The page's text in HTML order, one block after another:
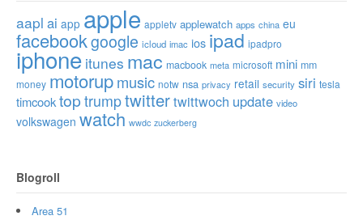
aapl ai app apple appletv applewatch apps china eu
facebookgoogle icloud imac ios ipad ipadpro
iphone itunes mac macbook meta microsoft mini mm
money motorupmusic notw nsa privacy retail security siri tesla
timcooktop trumptwittertwittwoch update video
volkswagen watch wwdc zuckerberg
Blogroll
Area 51